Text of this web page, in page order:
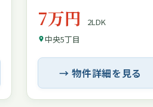
7万円
2LDK
中央5丁目
→ 物件詳細を見る